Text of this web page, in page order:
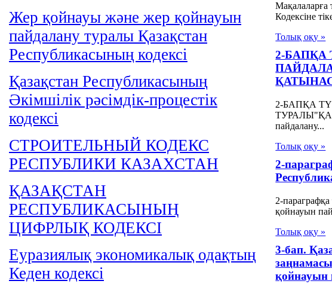
Жер қойнауы және жер қойнауын
пайдалану туралы Қазақстан
Республикасының кодексі
Қазақстан Республикасының
Әкімшілік рәсімдік-процестік
кодексі
СТРОИТЕЛЬНЫЙ КОДЕКС
РЕСПУБЛИКИ КАЗАХСТАН
ҚАЗАҚСТАН
РЕСПУБЛИКАСЫНЫҢ
ЦИФРЛЫҚ КОДЕКСІ
Еуразиялық экономикалық одақтың
Кеден кодексі
Мақалаларға
Кодексіне
Толық оқу »
2-
2-БАПҚА
пайдалану...
Толық оқу »
2-
2-
қойнауын
Толық оқу »
3-бап.
қойнауын